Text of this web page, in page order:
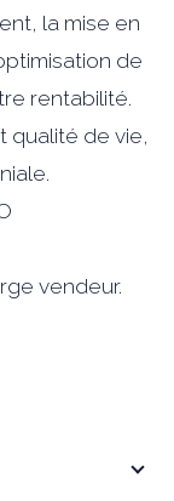
la mise en
de
rentabilité.
qualité de vie,
vendeur.